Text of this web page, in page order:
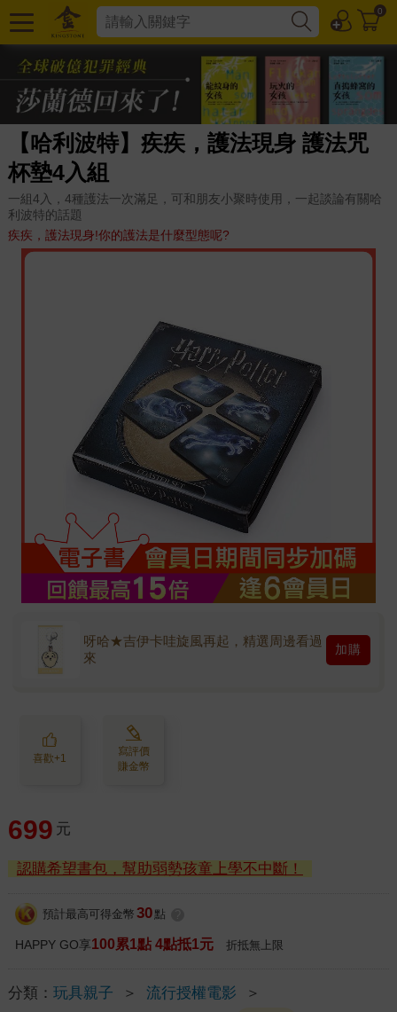
0
【哈利波特】疾疾，護法現身 護法咒
杯墊4入組
一組4入，4種護法一次滿足，可和朋友小聚時使用，一起談論有關哈
利波特的話題
疾疾，護法現身!你的護法是什麼型態呢?
呀哈★吉伊卡哇旋風再起，精選周邊看過
來
加購
喜歡+1
寫評價
賺金幣
699 元
認購希望書包，幫助弱勢孩童上學不中斷！
預計最高可得金幣 30 點
HAPPY GO享100累1點 4點抵1元 折抵無上限
分類： 玩具親子 ＞ 流行授權電影
＞